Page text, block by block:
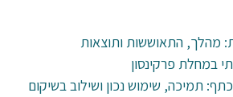
מהלך, התאוששות ותוצאות
במחלת פרקינסון
תמיכה, שימוש נכון ושילוב בשיקום